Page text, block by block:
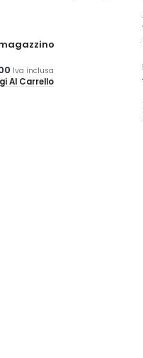
Iva inclusa
Al Carrello